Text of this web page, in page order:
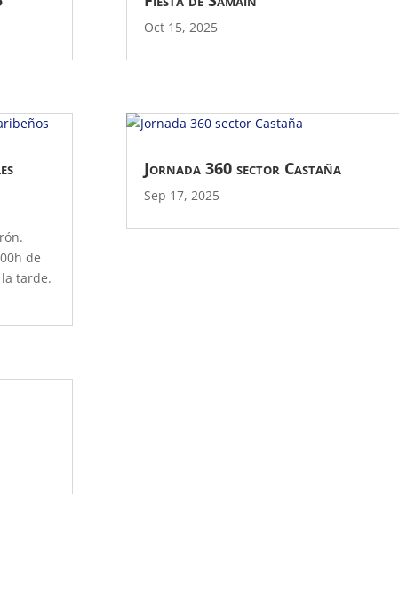
de
tarde.
Oct 15, 2025
Jornada 360 sector Castaña
Sep 17, 2025